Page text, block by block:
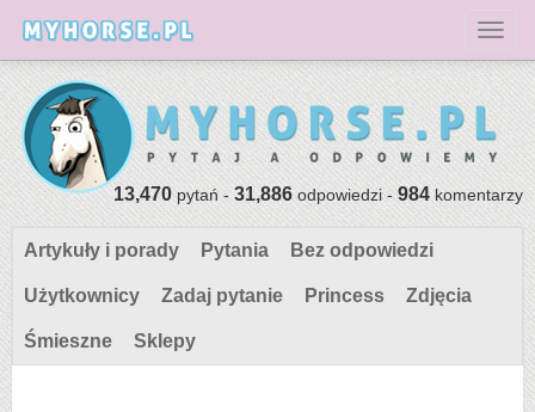
13,470pytań -31,886odpowiedzi -984komentarzy
Artykuły i porady Pytania Bez odpowiedzi
Użytkownicy Zadaj pytanie Princess Zdjęcia
Śmieszne Sklepy